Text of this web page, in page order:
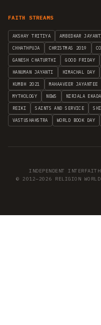
FAITH STREAMS
AKSHAY TRITIYA AMBEDKAR
CHHATHPUJA CHRISTMAS 2019
GANESH CHATURTHI GOOD FRIDAY
HANUMAN JAYANTI HIMACHAL DAY
KUMBH 2021 MAHAAVEER JAYANTEE
MYTHOLOGY NEWS NIRJALA
REIKI SAINTS AND SERVICE
VASTUSHAHSTRA WORLD BOOK DAY
INDEPENDENT INTERFAITH
© 2012–2026 RELIGION